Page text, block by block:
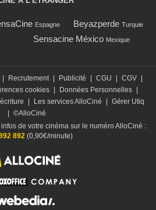
Espagne Beyazperde Turquie
Sensacine México Mexique
| Recrutement | Publicité | CGU | CGV |
cookies | Données Personnelles |
| Les services AlloCiné | Gérer Utiq
| ©AlloCiné
de votre cinéma sur le numéro AlloCiné :
892(0,90€/minute)